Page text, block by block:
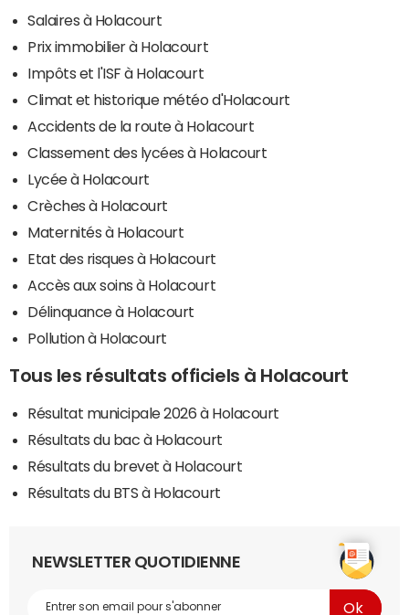
Salaires à Holacourt
Prix immobilier à Holacourt
Impôts et l'ISF à Holacourt
Climat et historique météo d'Holacourt
Accidents de la route à Holacourt
Classement des lycées à Holacourt
Lycée à Holacourt
Crèches à Holacourt
Maternités à Holacourt
Etat des risques à Holacourt
Accès aux soins à Holacourt
Délinquance à Holacourt
Pollution à Holacourt
Tous les résultats officiels à Holacourt
Résultat municipale 2026 à Holacourt
Résultats du bac à Holacourt
Résultats du brevet à Holacourt
Résultats du BTS à Holacourt
NEWSLETTER QUOTIDIENNE